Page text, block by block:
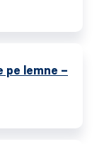
pe lemne –